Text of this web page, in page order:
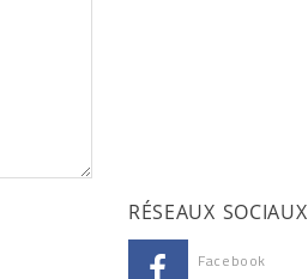
RÉSEAUX SOCIAUX
Facebook